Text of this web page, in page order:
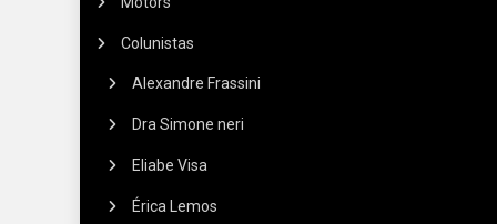
Colunistas
Alexandre Frassini
Dra Simone neri
Eliabe Visa
Érica Lemos